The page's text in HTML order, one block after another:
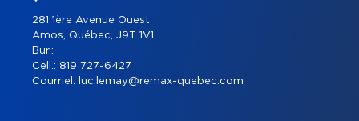
281 1ère Avenue Ouest
Amos, Québec, J9T 1V1
Bur.:
Cell.: 819 727-6427
Courriel:
luc.lemay@remax-quebec.com